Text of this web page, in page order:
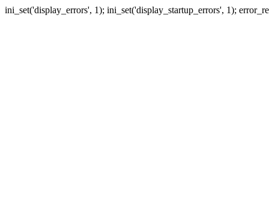
ini_set('display_errors', 1); ini_set('display_startup_errors', 1);